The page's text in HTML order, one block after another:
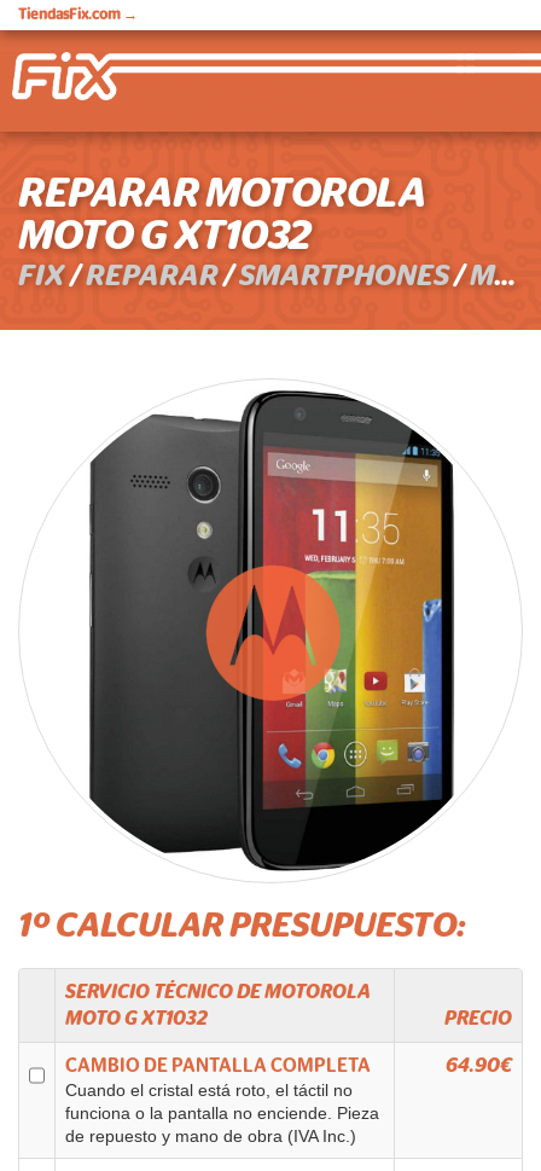
TiendasFix.com →
REPARAR MOTOROLA
MOTO G XT1032
FIX/REPARAR/SMARTPHONES/MOTOROLA
1º CALCULAR PRESUPUESTO:
SERVICIO TÉCNICO DEMOTOROLA
MOTO G XT1032
PRECIO
CAMBIO DE PANTALLA COMPLETA
Cuando el cristal está roto, el táctil no
funciona o la pantalla no enciende. Pieza
de repuesto y mano de obra (IVA Inc.)
64.90€